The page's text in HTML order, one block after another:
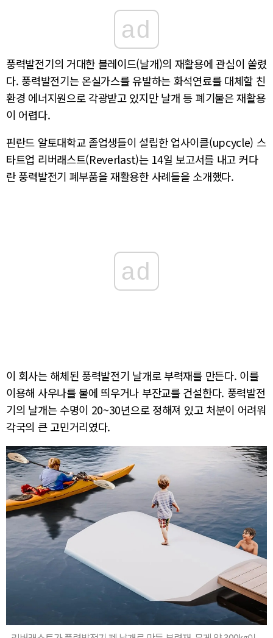
ad
풍력발전기의 거대한 블레이드(날개)의 재활용에 관심이 쏠렸
다. 풍력발전기는 온실가스를 유발하는 화석연료를 대체할 친
환경 에너지원으로 각광받고 있지만 날개 등 폐기물은 재활용
이 어렵다.
핀란드 알토대학교 졸업생들이 설립한 업사이클(upcycle) 스
타트업 리버래스트(Reverlast)는 14일 보고서를 내고 커다
란 풍력발전기 폐부품을 재활용한 사례들을 소개했다.
ad
이 회사는 해체된 풍력발전기 날개로 부력재를 만든다. 이를
이용해 사우나를 물에 띄우거나 부잔교를 건설한다. 풍력발전
기의 날개는 수명이 20~30년으로 정해져 있고 처분이 어려워
각국의 큰 고민거리였다.